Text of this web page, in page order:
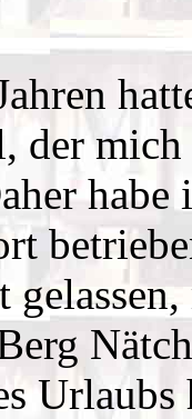
der mich